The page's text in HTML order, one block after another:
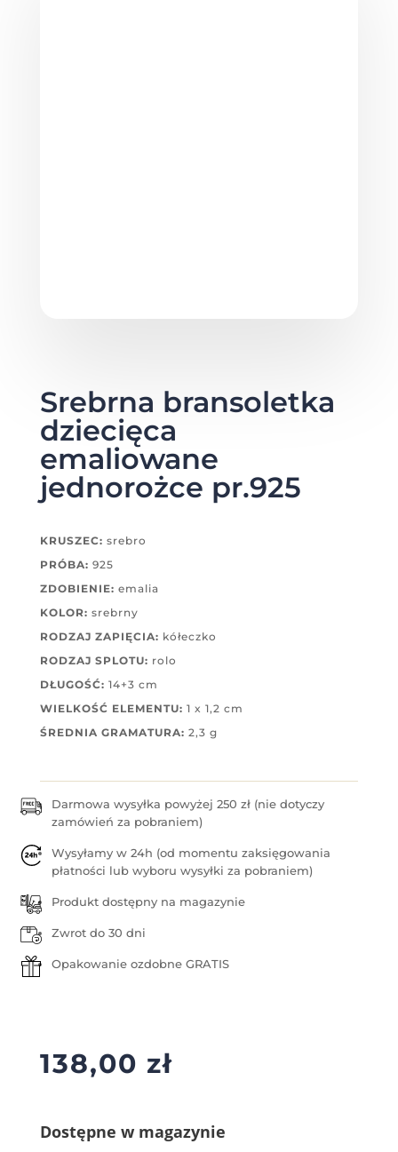
Srebrna bransoletka
dziecięca
emaliowane
jednorożce pr.925
KRUSZEC: srebro
PRÓBA: 925
ZDOBIENIE: emalia
KOLOR: srebrny
RODZAJ ZAPIĘCIA: kółeczko
RODZAJ SPLOTU: rolo
DŁUGOŚĆ: 14+3 cm
WIELKOŚĆ ELEMENTU: 1 x 1,2 cm
ŚREDNIA GRAMATURA: 2,3 g
Darmowa wysyłka powyżej 250 zł (nie dotyczy
zamówień za pobraniem)
Wysyłamy w 24h (od momentu zaksięgowania
płatności lub wyboru wysyłki za pobraniem)
Produkt dostępny na magazynie
Zwrot do 30 dni
Opakowanie ozdobne GRATIS
138,00 zł
Dostępne w magazynie